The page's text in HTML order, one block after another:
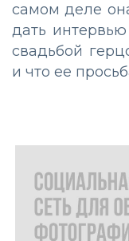
самом деле
дать
свадьбой
и что ее